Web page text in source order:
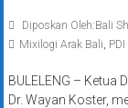
Diposkan Oleh:Bali
Mixilogi Arak Bali,
BULELENG – Ketua
Dr. Wayan Koster,